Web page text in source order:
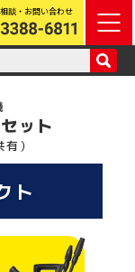
談・お問い合わせ
ット
）